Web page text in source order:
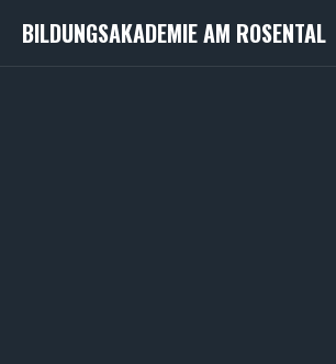
BILDUNGSAKADEMIE AM ROSENTAL